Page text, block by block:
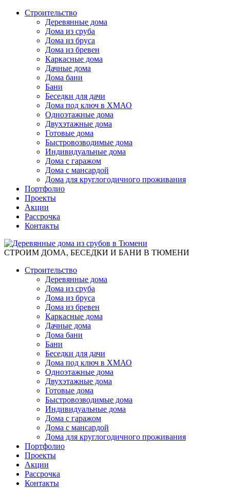
Строительство
Деревянные дома
Дома из сруба
Дома из бруса
Дома из бревен
Каркасные дома
Дачные дома
Дома бани
Бани
Беседки для дачи
Дома под ключ в ХМАО
Одноэтажные дома
Двухэтажные дома
Готовые дома
Быстровозводимые дома
Индивидуальные дома
Дома с гаражом
Дома с мансардой
Дома для круглогодичного проживания
Портфолио
Проекты
Акции
Рассрочка
Контакты
СТРОИМ ДОМА, БЕСЕДКИ И БАНИ В ТЮМЕНИ
Строительство
Деревянные дома
Дома из сруба
Дома из бруса
Дома из бревен
Каркасные дома
Дачные дома
Дома бани
Бани
Беседки для дачи
Дома под ключ в ХМАО
Одноэтажные дома
Двухэтажные дома
Готовые дома
Быстровозводимые дома
Индивидуальные дома
Дома с гаражом
Дома с мансардой
Дома для круглогодичного проживания
Портфолио
Проекты
Акции
Рассрочка
Контакты